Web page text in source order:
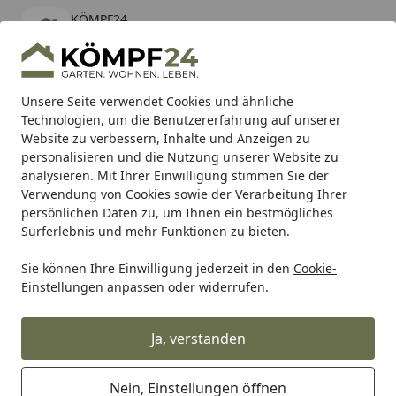
Unsere Seite verwendet Cookies und ähnliche
Technologien, um die Benutzererfahrung auf unserer
Website zu verbessern, Inhalte und Anzeigen zu
personalisieren und die Nutzung unserer Website zu
analysieren. Mit Ihrer Einwilligung stimmen Sie der
Verwendung von Cookies sowie der Verarbeitung Ihrer
persönlichen Daten zu, um Ihnen ein bestmögliches
Surferlebnis und mehr Funktionen zu bieten.
Sie können Ihre Einwilligung jederzeit in den Cookie-
Einstellungen anpassen oder widerrufen.
Ja, verstanden
Nein, Einstellungen öffnen
KÖMPF24
kostenlos - Im App Store
Hotline
Alle Produkte
Mein Konto
Suchen
Karibu Pools inkl. gratis Sandfilteranlage & Pool-
Starterset (Gesamtwert bis 468,99€)
Startseite
RK Rk Kettenrad RK Kettenrad A5643 44 Zähne
RK Kettenrad A5643 44 Zähne